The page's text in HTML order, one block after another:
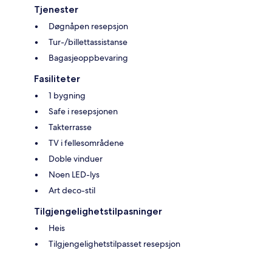
Tjenester
Døgnåpen resepsjon
Tur-/billettassistanse
Bagasjeoppbevaring
Fasiliteter
1 bygning
Safe i resepsjonen
Takterrasse
TV i fellesområdene
Doble vinduer
Noen LED-lys
Art deco-stil
Tilgjengelighetstilpasninger
Heis
Tilgjengelighetstilpasset resepsjon